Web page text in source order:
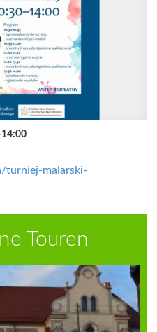
14:00
turniej-malarski-
Touren